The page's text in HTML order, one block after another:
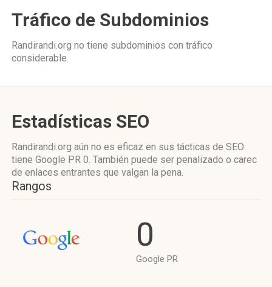
Tráfico de Subdominios
Randirandi.org no tiene subdominios con tráfico
considerable.
Estadísticas SEO
Randirandi.org aún no es eficaz en sus tácticas de SEO:
tiene Google PR 0. También puede ser penalizado o carec
de enlaces entrantes que valgan la pena.
Rangos
0
Google PR